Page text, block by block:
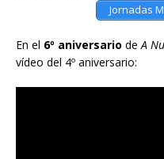
Jornadas
En el 6º aniversario de A
vídeo del 4º aniversario: